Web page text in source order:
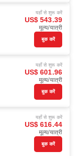
यहाँ से शुरू करें
US$ 543.39
मूल्य/यात्री
बुक करें
यहाँ से शुरू करें
US$ 601.96
मूल्य/यात्री
बुक करें
यहाँ से शुरू करें
US$ 616.44
मूल्य/यात्री
बुक करें